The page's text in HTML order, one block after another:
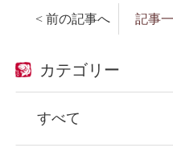
< 前の記事へ 記事
カテゴリー
すべて